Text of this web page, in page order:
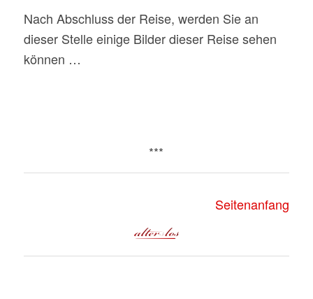
Nach Abschluss der Reise, werden Sie an
dieser Stelle einige Bilder dieser Reise sehen
können …
***
Seitenanfang